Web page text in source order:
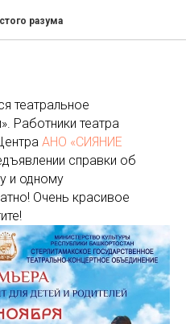
разума
театральное
Работники театра
АНО «СИЯНИЕ
справки об
и одному
Очень красивое